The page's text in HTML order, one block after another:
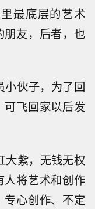
最底层的艺术
朋友，后者，也
小伙子，为了回
飞回家以后发
大紫，无钱无权
人将艺术和创作
心创作、不定